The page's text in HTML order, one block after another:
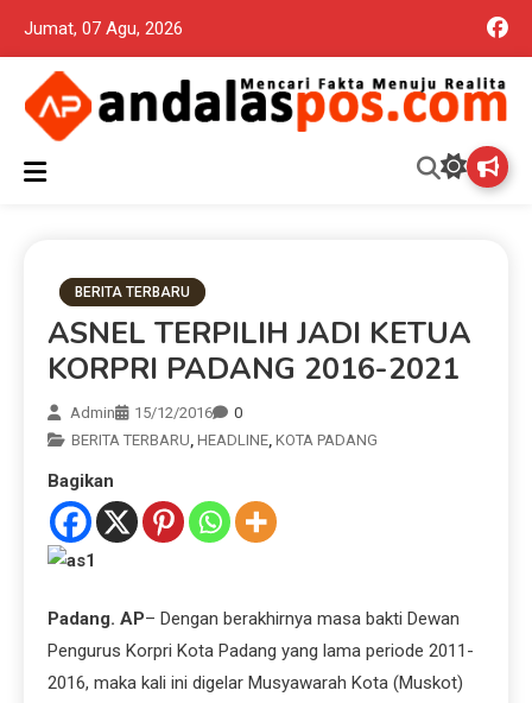
Jumat, 07 Agu, 2026
Andalas Pos Situs Berita
Mencari Fakta Menuju Realita memuat ragam berita aktual dan
terpercaya seputar politik nasional, daerah dan ragam berita
BERITA TERBARU
ASNEL TERPILIH JADI KETUA
KORPRI PADANG 2016-2021
Admin 15/12/2016
0
BERITA TERBARU HEADLINE KOTA PADANG
Bagikan
Padang. AP– Dengan berakhirnya masa bakti Dewan
Pengurus Korpri Kota Padang yang lama periode 2011-
2016, maka kali ini digelar Musyawarah Kota (Muskot)